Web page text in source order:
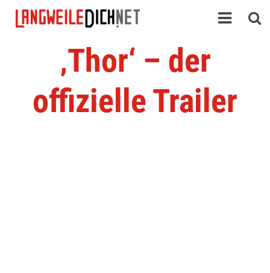
‚Thor‘ – der
offizielle Trailer